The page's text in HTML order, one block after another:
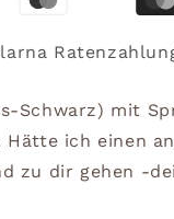
Schwarz) mit
Hätte ich einen
zu dir gehen -